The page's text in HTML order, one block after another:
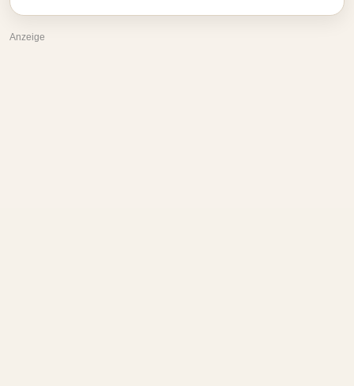
Anzeige